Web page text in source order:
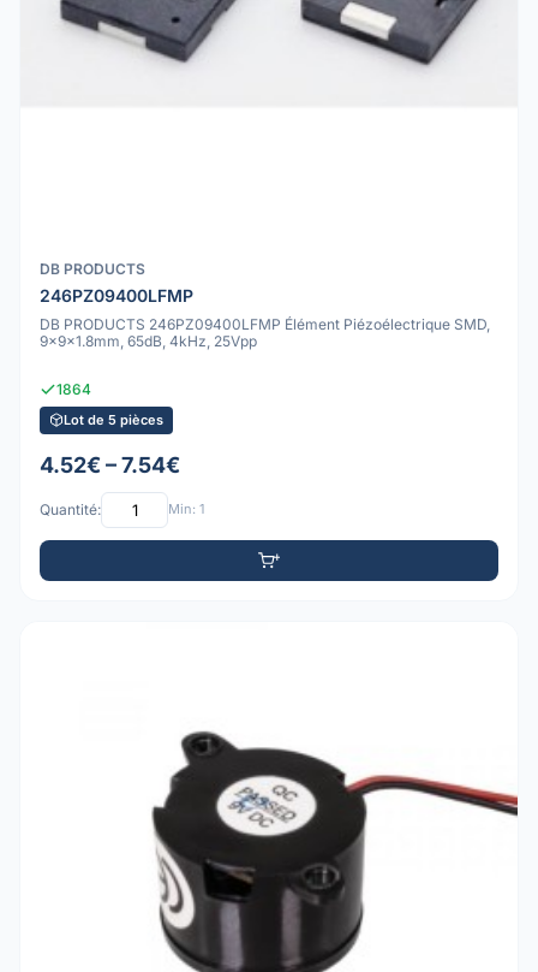
DB PRODUCTS
246PZ09400LFMP
DB PRODUCTS 246PZ09400LFMP Élément Piézoélectrique SMD,
9x9x1.8mm, 65dB, 4kHz, 25Vpp
1864
Lot de 5 pièces
4.52€ – 7.54€
Quantité: Min: 1